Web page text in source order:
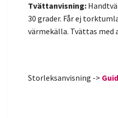
Tvättanvisning:
30 grader. Får ej
värmekälla. Tvättas med
Storleksanvisning ->